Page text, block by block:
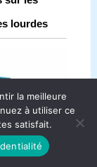
lourdes
la meilleure
à utiliser ce
satisfait.